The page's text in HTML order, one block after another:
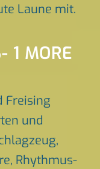
Laune mit.
1 MORE
Freising
und
Rhythmus-